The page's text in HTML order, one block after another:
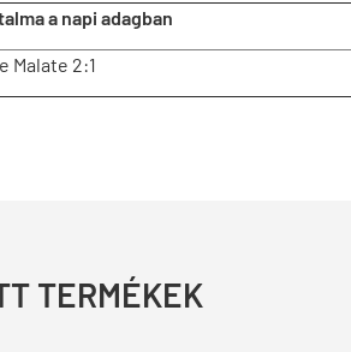
a napi adagban
Malate 2:1
TERMÉKEK